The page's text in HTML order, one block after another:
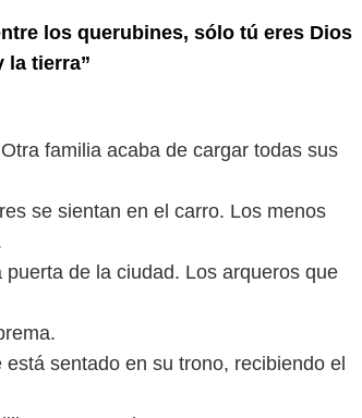
los querubines, sólo tú eres Dios
la tierra”
familia acaba de cargar todas sus
se sientan en el carro. Los menos
puerta de la ciudad. Los arqueros que
está sentado en su trono, recibiendo el